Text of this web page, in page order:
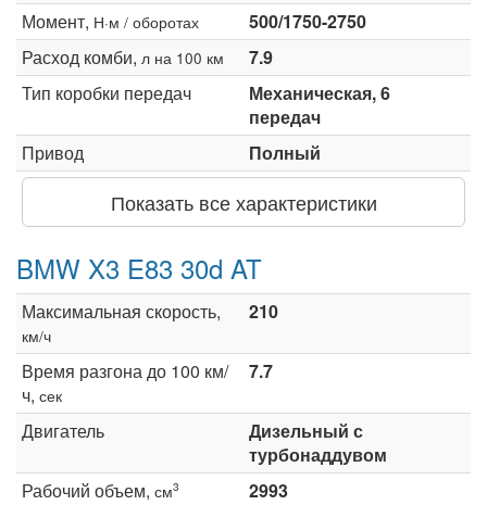
Момент, Н·м / оборотах
500/1750-2750
Расход комби, л на 100 км
7.9
Тип коробки передач
Механическая, 6
передач
Привод
Полный
Показать все характеристики
BMW X3 E83 30d AT
Максимальная скорость,
км/ч
210
Время разгона до 100 км/
ч, сек
7.7
Двигатель
Дизельный с
турбонаддувом
Рабочий объем, см3
2993